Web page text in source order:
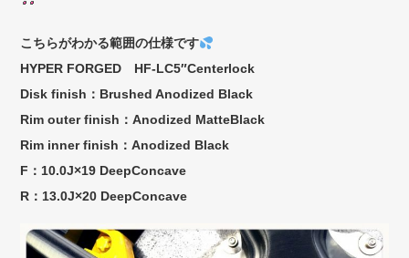
こちらがわかる範囲の仕様です
HYPER FORGED HF-LC5″Centerlock
Disk finish：Brushed Anodized Black
Rim outer finish：Anodized MatteBlack
Rim inner finish：Anodized Black
F：10.0J×19 DeepConcave
R：13.0J×20 DeepConcave